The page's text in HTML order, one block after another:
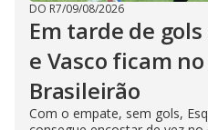
DO R7/09/08/2026
Em tarde de
e Vasco ficam
Brasileirão
Com o empate, sem gols,